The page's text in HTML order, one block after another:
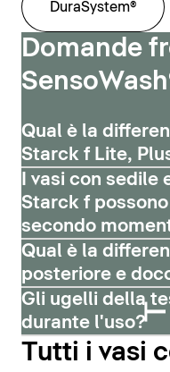
DuraSystem®
Domande
Qual è la
Starck f Lite,
I vasi con sedile
Starck f
secondo
Qual è la
posteriore e
Gli ugelli della
durante l'uso?
Tutti i vasi